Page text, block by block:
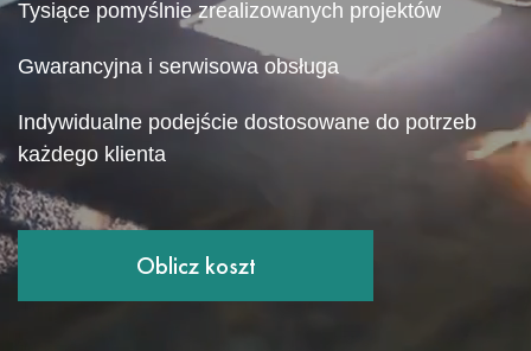
Tysiące pomyślnie zrealizowanych projektów
Gwarancyjna i serwisowa obsługa
Indywidualne podejście dostosowane do potrzeb
każdego klienta
Oblicz koszt